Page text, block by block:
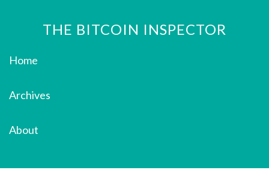
THE BITCOIN INSPECTOR
Home
Archives
About